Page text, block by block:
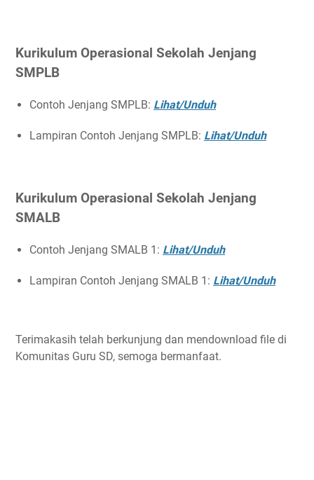
Kurikulum Operasional Sekolah Jenjang
SMPLB
Contoh Jenjang SMPLB: Lihat/Unduh
Lampiran Contoh Jenjang SMPLB: Lihat/Unduh
Kurikulum Operasional Sekolah Jenjang
SMALB
Contoh Jenjang SMALB 1: Lihat/Unduh
Lampiran Contoh Jenjang SMALB 1: Lihat/Unduh
Terimakasih telah berkunjung dan mendownload file di
Komunitas Guru SD, semoga bermanfaat.